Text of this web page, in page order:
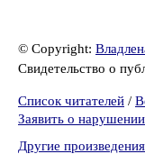
© Copyright:
Свидетельство о
Список читателей /
Заявить о нарушении
Другие